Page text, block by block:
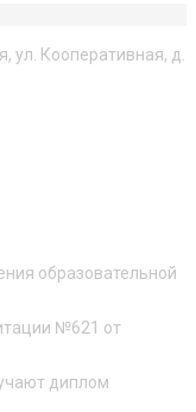
ул. Кооперативная, д.
образовательной
№621 от
диплом